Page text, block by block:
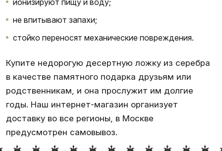
ионизируют пищу и воду;
не впитывают запахи;
стойко переносят механические повреждения.
Купите недорогую десертную ложку из серебра
в качестве памятного подарка друзьям или
родственникам, и она прослужит им долгие
годы. Наш интернет-магазин организует
доставку во все регионы, в Москве
предусмотрен самовывоз.